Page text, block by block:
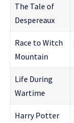
The Tale of
Despereaux
Race to Witch
Mountain
Life During
Wartime
Harry Potter